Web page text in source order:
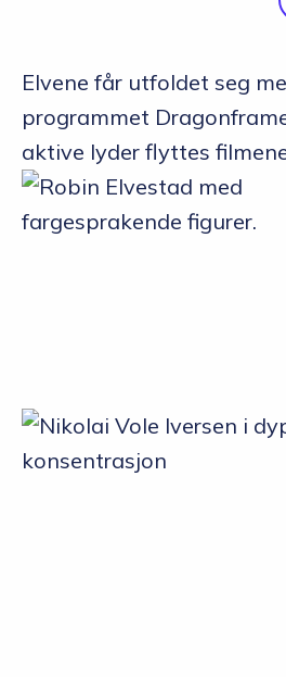
Elvene får utfoldet seg
programmet
aktive lyder flyttes